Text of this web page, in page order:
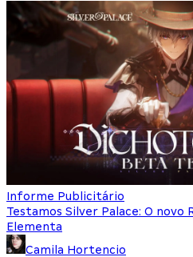
Informe Publicitário
Testamos Silver Palace: O novo
Elementa
Camila Hortencio